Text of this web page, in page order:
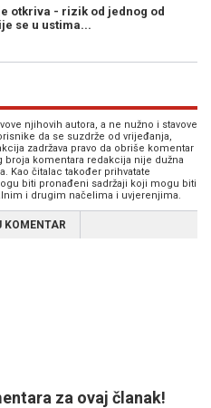
otkriva - rizik od jednog od
se u ustima...
njihovih autora, a ne nužno i stavove
da se suzdrže od vrijeđanja,
zadržava pravo da obriše komentar
broja komentara redakcija nije dužna
Kao čitalac također prihvatate
biti pronađeni sadržaji koji mogu biti
i drugim načelima i uvjerenjima.
KOMENTAR
za ovaj članak!